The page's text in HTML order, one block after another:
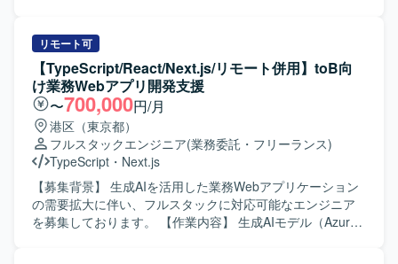
信や決済など事業の中核となるコアロジックを担当できる
ため、ビジネスインパクトの大きい開発に携わることがで
きます。APIやデータモデル設計から非同期処理、パフォー
マンスチューニングまで一貫して関与でき、モダンな技術
スタックを選定しながらアーキテクチャ設計にも関われる
環境です。 【開発環境】 言語やフレームワークはプロジェ
クトに応じてモダンな技術スタックから選定いたします。
APIはRESTおよびGraphQLを用い、クラウド基盤上で非同
期処理やバッチ処理を行う構成です。Gitやチャットツール
を利用し、アジャイルやスクラム開発プロセスで進行いた
します。
っていただきます。 各企業の業務ニーズに最適化したWeb
アプリケーションと独自開発のプラグインを組み合わせた
ソリューションにおいて、要件定義や技術選定、基本設
計・詳細設計、フロントエンドおよびバックエンドの実
装、テスト、運用保守までを一貫してご担当いただきま
す。 【求める人物像】 生成AI技術への関心が高く、新しい
技術スタックの選定や検証に主体的に取り組んでいただけ
る方を求めています。顧客の業務課題を理解し、関係者と
円滑にコミュニケーションを取りながらソリューションを
形にしていける方が望ましいです。 【ポジションの魅力】
生成AIを活用した業務Webアプリケーションの設計から運
リモート可
【TypeScript/React/Next.js/リモート併用】toB向
け業務Webアプリ開発支援
〜700,000円/月
港区（東京都）
フルスタックエンジニア(業務委託・フリーランス)
TypeScript ・ Next.js
【募集背景】 生成AIを活用した業務Webアプリケーション
の需要拡大に伴い、フルスタックに対応可能なエンジニア
を募集しております。 【作業内容】 生成AIモデル（Azure